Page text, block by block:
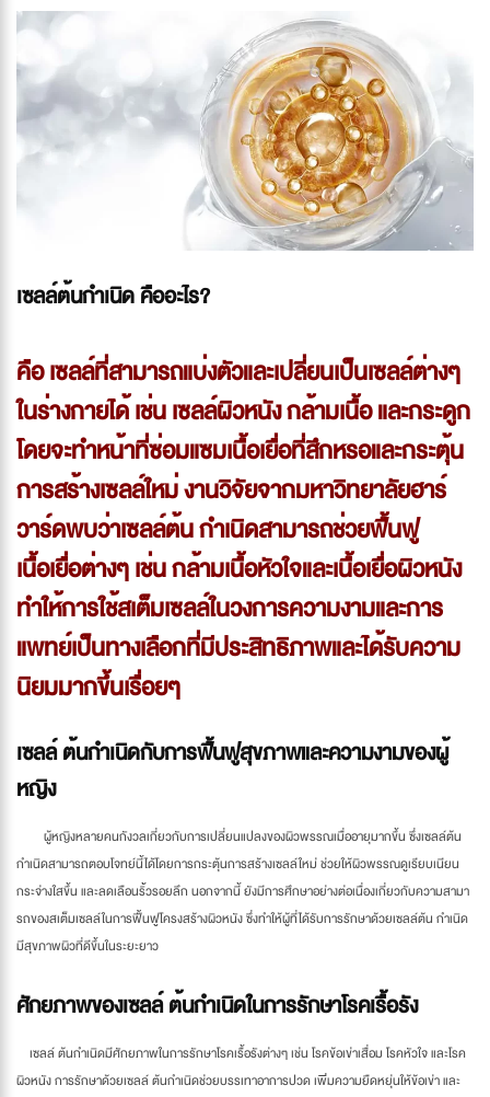
เซลล์ต้นกำเนิด คืออะไร?
คือ เซลล์ที่สามารถแบ่งตัวและเปลี่ยนเป็นเซลล์ต่างๆ
ในร่างกายได้ เช่น เซลล์ผิวหนัง กล้ามเนื้อ และกระดูก
โดยจะทำหน้าที่ซ่อมแซมเนื้อเยื่อที่สึกหรอและกระตุ้น
การสร้างเซลล์ใหม่ งานวิจัยจากมหาวิทยาลัยฮาร์
วาร์ดพบว่าเซลล์ต้น กำเนิดสามารถช่วยฟื้นฟู
เนื้อเยื่อต่างๆ เช่น กล้ามเนื้อหัวใจและเนื้อเยื่อผิวหนัง
ทำให้การใช้สเต็มเซลล์ในวงการความงามและการ
แพทย์เป็นทางเลือกที่มีประสิทธิภาพและได้รับความ
นิยมมากขึ้นเรื่อยๆ
เซลล์ ต้นกำเนิดกับการฟื้นฟูสุขภาพและความงามของผู้
หญิง
ผู้หญิงหลายคนกังวลเกี่ยวกับการเปลี่ยนแปลงของผิวพรรณเมื่ออายุมากขึ้น ซึ่งเซลล์ต้น
กำเนิดสามารถตอบโจทย์นี้ได้โดยการกระตุ้นการสร้างเซลล์ใหม่ ช่วยให้ผิวพรรณดูเรียบเนียน
กระจ่างใสขึ้น และลดเลือนริ้วรอยลึก นอกจากนี้ ยังมีการศึกษาอย่างต่อเนื่องเกี่ยวกับความสามา
รถของสเต็มเซลล์ในการฟื้นฟูโครงสร้างผิวหนัง ซึ่งทำให้ผู้ที่ได้รับการรักษาด้วยเซลล์ต้น กำเนิด
มีสุขภาพผิวที่ดีขึ้นในระยะยาว
ศักยภาพของเซลล์ ต้นกำเนิดในการรักษาโรคเรื้อรัง
เซลล์ ต้นกำเนิดมีศักยภาพในการรักษาโรคเรื้อรังต่างๆ เช่น โรคข้อเข่าเสื่อม โรคหัวใจ และโรค
ผิวหนัง การรักษาด้วยเซลล์ ต้นกำเนิดช่วยบรรเทาอาการปวด เพิ่มความยืดหยุ่นให้ข้อเข่า และ